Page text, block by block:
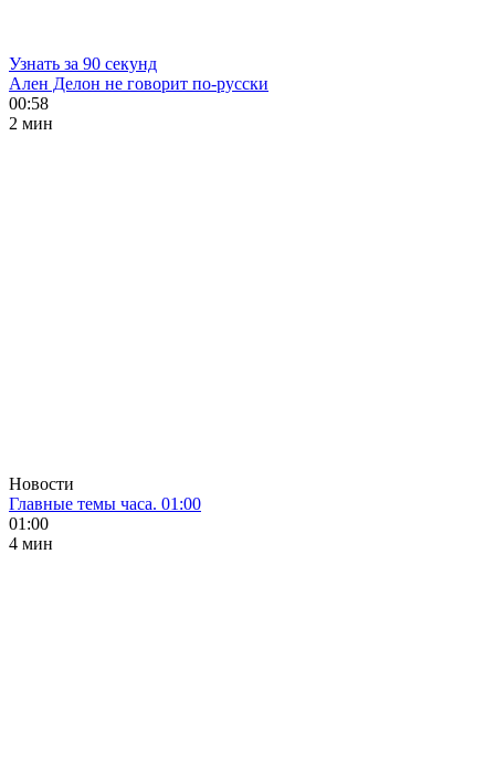
Узнать за 90 секунд
Ален Делон не говорит по-русски
00:58
2 мин
Новости
Главные темы часа. 01:00
01:00
4 мин